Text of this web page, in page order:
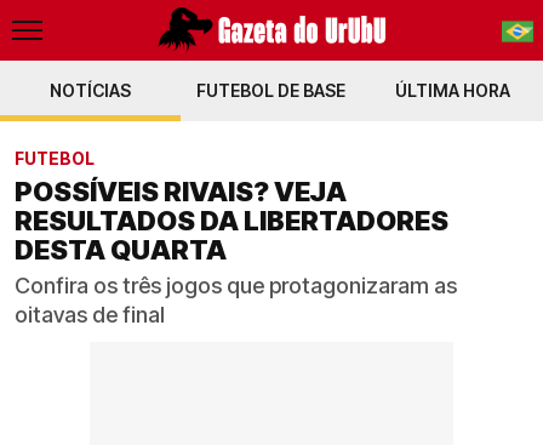
PT-BR
NOTÍCIAS FUTEBOL DE BASE ÚLTIMA HORA
FUTEBOL
POSSÍVEIS RIVAIS? VEJA
RESULTADOS DA LIBERTADORES
DESTA QUARTA
Confira os três jogos que protagonizaram as
oitavas de final